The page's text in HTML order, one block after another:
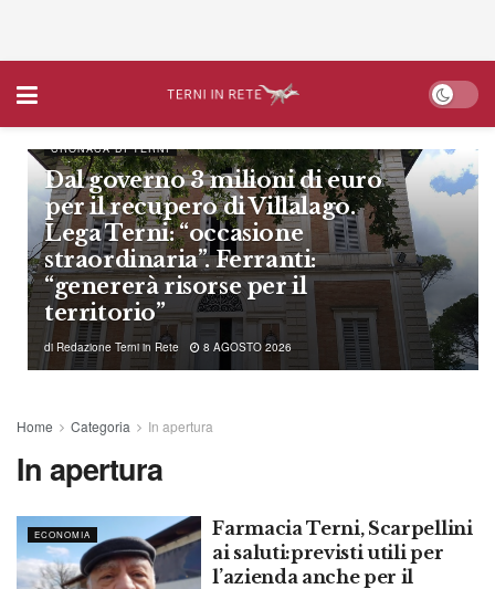
CRONACA DI TERNI
Dal governo 3 milioni di euro
per il recupero di Villalago.
Lega Terni: “occasione
straordinaria”. Ferranti:
“genererà risorse per il
territorio”
di Redazione Terni in Rete 8 AGOSTO 2026
Home Categoria In apertura
In apertura
ECONOMIA
Farmacia Terni, Scarpellini
ai saluti:previsti utili per
l’azienda anche per il